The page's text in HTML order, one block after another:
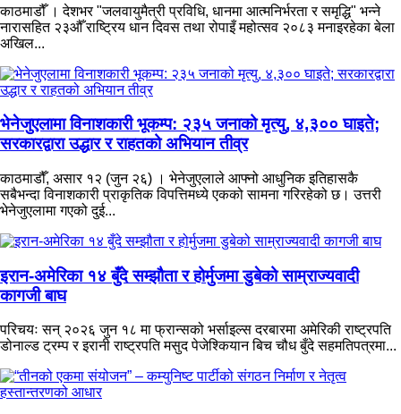
काठमाडौँ । देशभर "जलवायुमैत्री प्रविधि, धानमा आत्मनिर्भरता र समृद्धि" भन्ने
नारासहित २३औँ राष्ट्रिय धान दिवस तथा रोपाइँ महोत्सव २०८३ मनाइरहेका बेला
अखिल...
भेनेजुएलामा विनाशकारी भूकम्प: २३५ जनाको मृत्यु, ४,३०० घाइते;
सरकारद्वारा उद्धार र राहतको अभियान तीव्र
काठमाडौँ, असार १२ (जुन २६) । भेनेजुएलाले आफ्नो आधुनिक इतिहासकै
सबैभन्दा विनाशकारी प्राकृतिक विपत्तिमध्ये एकको सामना गरिरहेको छ। उत्तरी
भेनेजुएलामा गएको दुई...
इरान-अमेरिका १४ बुँदे सम्झौता र होर्मुजमा डुबेको साम्राज्यवादी
कागजी बाघ
परिचयः सन् २०२६ जुन १८ मा फ्रान्सको भर्साइल्स दरबारमा अमेरिकी राष्ट्रपति
डोनाल्ड ट्रम्प र इरानी राष्ट्रपति मसुद पेजेश्कियान बिच चौध बुँदे सहमतिपत्रमा...